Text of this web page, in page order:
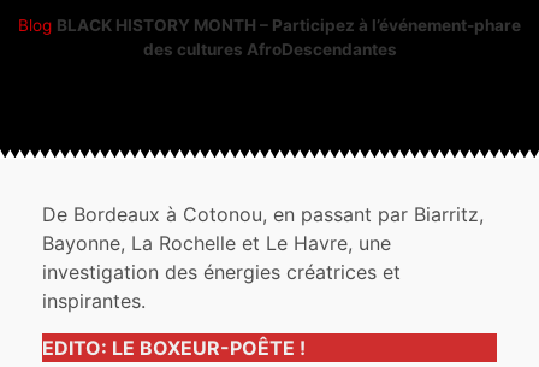
Blog BLACK HISTORY MONTH – Participez à l’événement-phare
des cultures AfroDescendantes
De Bordeaux à Cotonou, en passant par Biarritz,
Bayonne, La Rochelle et Le Havre, une
investigation des énergies créatrices et
inspirantes.
EDITO: LE BOXEUR-POÊTE !